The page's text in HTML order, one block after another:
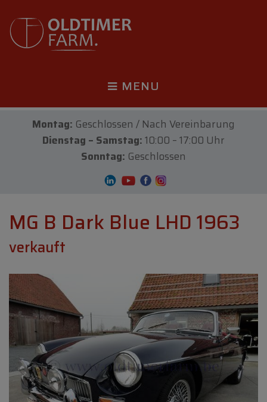
MENU
Montag: Geschlossen / Nach Vereinbarung
Dienstag – Samstag:10:00 – 17:00 Uhr
Sonntag: Geschlossen
MG B Dark Blue LHD 1963
verkauft